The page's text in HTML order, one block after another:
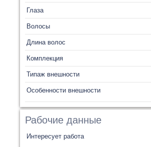
Глаза
Волосы
Длина волос
Комплекция
Типаж внешности
Особенности внешности
Рабочие данные
Интересует работа